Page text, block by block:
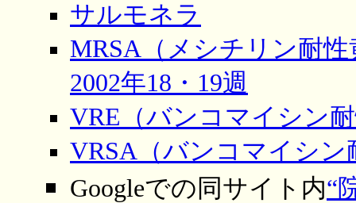
サルモネラ
MRSA（メシチリン耐
2002年18・19週
VRE（バンコマイシン
VRSA（バンコマイシ
Googleでの同サイト内“